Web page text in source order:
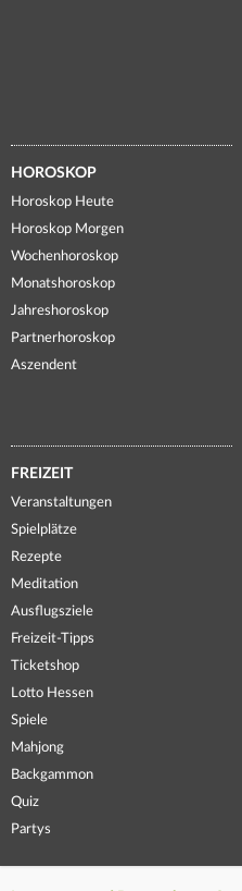
HOROSKOP
Horoskop Heute
Horoskop Morgen
Wochenhoroskop
Monatshoroskop
Jahreshoroskop
Partnerhoroskop
Aszendent
FREIZEIT
Veranstaltungen
Spielplätze
Rezepte
Meditation
Ausflugsziele
Freizeit-Tipps
Ticketshop
Lotto Hessen
Spiele
Mahjong
Backgammon
Quiz
Partys